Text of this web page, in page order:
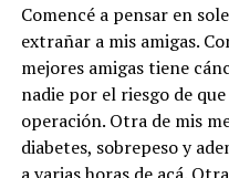
Comencé a pensar en
extrañar a mis amigas.
mejores amigas tiene
nadie por el riesgo de
operación. Otra de mis
diabetes, sobrepeso y